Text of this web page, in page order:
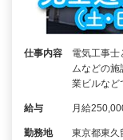
仕事内容
電気工事士
ムなどの施
業ビルな
給与 月給
勤務地
東京都東久